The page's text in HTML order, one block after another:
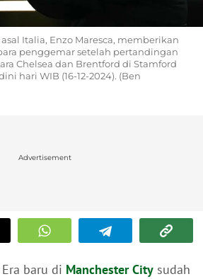
Italia, Enzo Maresca, memberikan
penggemar setelah pertandingan
Chelsea dan Brentford di Stamford
hari WIB (16-12-2024). (Ben
Advertisement
Era baru di Manchester City sudah